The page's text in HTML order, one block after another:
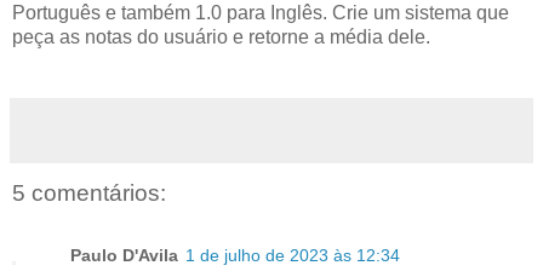
Português e também 1.0 para Inglês. Crie um sistema que
peça as notas do usuário e retorne a média dele.
5 comentários:
Paulo D'Avila 1 de julho de 2023 às 12:34